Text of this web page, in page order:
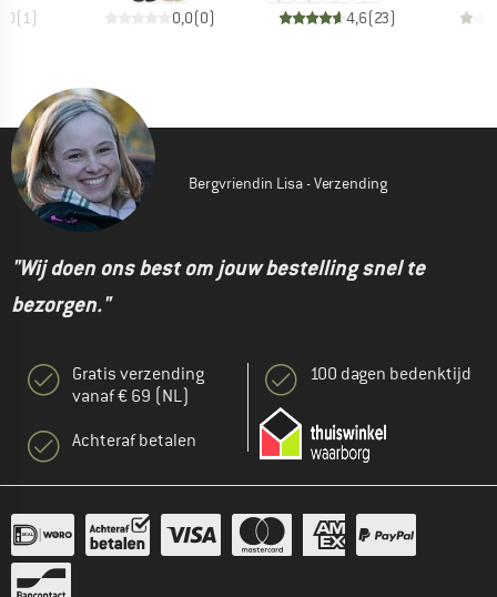
(1) 0,0(0)
4,6(23)
Bergvriendin Lisa - Verzending
"Wij doen ons best om jouw bestelling snel te
bezorgen."
Gratis verzending
vanaf € 69 (NL)
Achteraf betalen
100 dagen bedenktijd